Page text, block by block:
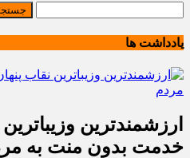
یادداشت ها
ارزشمندترین
خدمت بدون منت به